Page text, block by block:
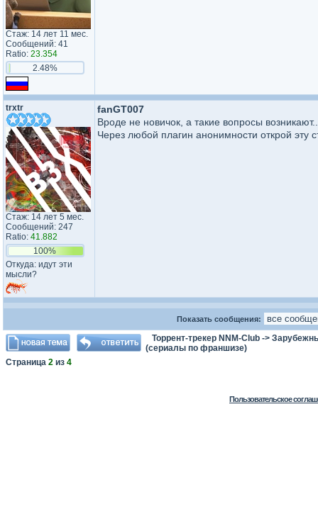
Стаж: 14 лет 11 мес.
Сообщений: 41
Ratio: 23.354
2.48%
trxtr
Стаж: 14 лет 5 мес.
Сообщений: 247
Ratio: 41.882
100%
Откуда: идут эти
мысли?
fanGT007
Вроде не новичок, а такие вопросы
Через любой плагин анонимности открой эту
Показать сообщения:
Торрент-трекер NNM-Club ->
(сериалы по франшизе)
Страница 2 из 4
Пользовательское